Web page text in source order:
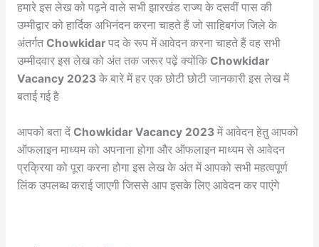
हमारे इस लेख को पढ़ने वाले सभी झारखंड राज्य के दसवीं पास की
उम्मीद्वार को हार्दिक अभिनंदन करना चाहते हैं जो साहिबगंज जिले के
अंतर्गत Chowkidarपद के रूप में आवेदन करना चाहते हैं वह सभी
उम्मीदवार इस लेख को अंत तक जरूर पढ़ें क्योंकि Chowkidar
Vacancy 2023के बारे में हर एक छोटी छोटी जानकारी इस लेख में
बताई गई है
आपको बता दें Chowkidar Vacancy 2023में आवेदन हेतु आपको
ऑफलाइन माध्यम को अपनाना होगा और ऑफलाइन माध्यम से आवेदन
प्रक्रिया को पूरा करना होगा इस लेख के अंत में आपको सभी महत्वपूर्ण
लिंक उपलब्ध कराई जाएगी जिससे आप इसके लिए आवेदन कर पाएंगे